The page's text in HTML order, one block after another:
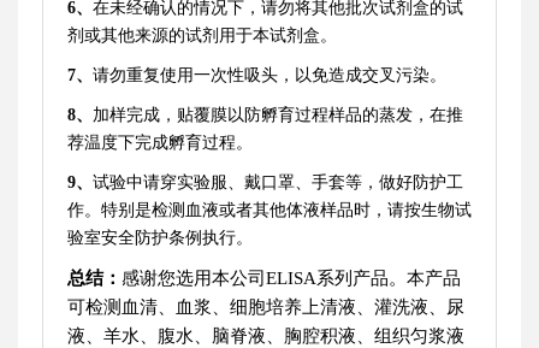
6、 在未经确认的情况下，请勿将其他批次试剂盒的试
剂或其他来源的试剂用于本试剂盒。
7、 请勿重复使用一次性吸头，以免造成交叉污染。
8、 加样完成，贴覆膜以防孵育过程样品的蒸发，在推
荐温度下完成孵育过程。
9、 试验中请穿实验服、戴口罩、手套等，做好防护工
作。特别是检测血液或者其他体液样品时，请按生物试
验室安全防护条例执行。
总结： 感谢您选用本公司ELISA系列产品。本产品
可检测血清、血浆、细胞培养上清液、灌洗液、尿
液、羊水、腹水、脑脊液、胸腔积液、组织匀浆液